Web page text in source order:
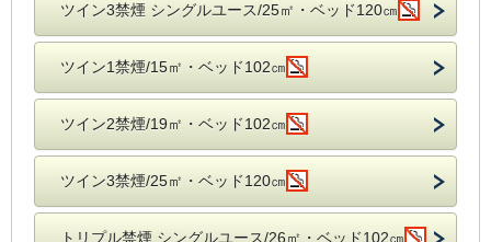
ツイン3禁煙 シングルユース/25㎡・ベッド120㎝
ツイン1禁煙/15㎡・ベッド102㎝
ツイン2禁煙/19㎡・ベッド102㎝
ツイン3禁煙/25㎡・ベッド120㎝
トリプル禁煙 シングルユース/26㎡・ベッド102㎝